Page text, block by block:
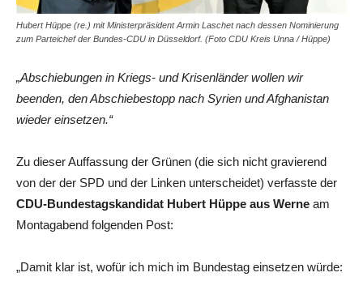
Hubert Hüppe (re.) mit Ministerpräsident Armin Laschet nach dessen Nominierung
zum Parteichef der Bundes-CDU in Düsseldorf. (Foto CDU Kreis Unna / Hüppe)
„Abschiebungen in Kriegs- und Krisenländer wollen wir
beenden, den Abschiebestopp nach Syrien und Afghanistan
wieder einsetzen.“
Zu dieser Auffassung der Grünen (die sich nicht gravierend
von der der SPD und der Linken unterscheidet) verfasste der
CDU-Bundestagskandidat Hubert Hüppe aus Werne am
Montagabend folgenden Post:
„Damit klar ist, wofür ich mich im Bundestag einsetzen würde: